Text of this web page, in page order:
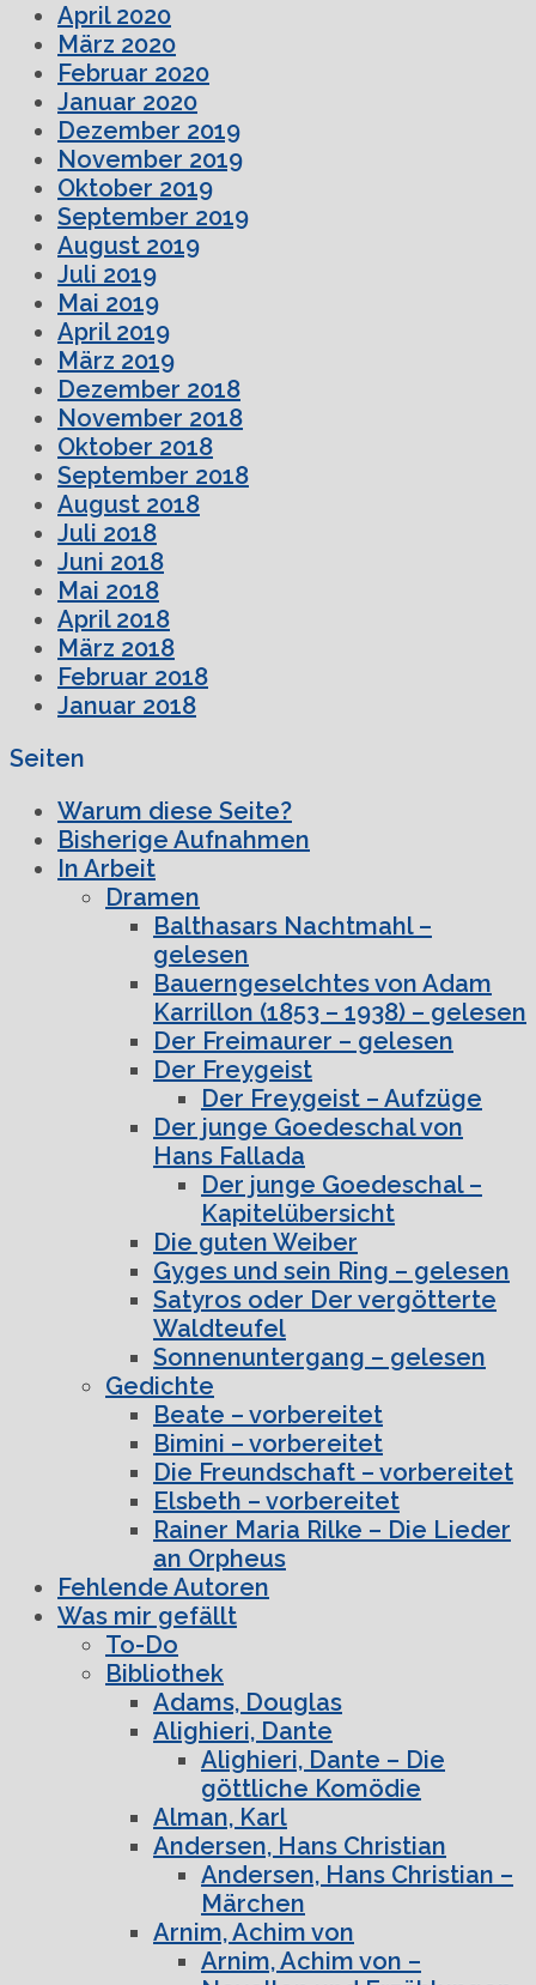
April 2020
März 2020
Februar 2020
Januar 2020
Dezember 2019
November 2019
Oktober 2019
September 2019
August 2019
Juli 2019
Mai 2019
April 2019
März 2019
Dezember 2018
November 2018
Oktober 2018
September 2018
August 2018
Juli 2018
Juni 2018
Mai 2018
April 2018
März 2018
Februar 2018
Januar 2018
Seiten
Warum diese Seite?
Bisherige Aufnahmen
In Arbeit
Dramen
Balthasars Nachtmahl –
gelesen
Bauerngeselchtes von Adam
Karrillon (1853 – 1938) – gelesen
Der Freimaurer – gelesen
Der Freygeist
Der Freygeist – Aufzüge
Der junge Goedeschal von
Hans Fallada
Der junge Goedeschal –
Kapitelübersicht
Die guten Weiber
Gyges und sein Ring – gelesen
Satyros oder Der vergötterte
Waldteufel
Sonnenuntergang – gelesen
Gedichte
Beate – vorbereitet
Bimini – vorbereitet
Die Freundschaft – vorbereitet
Elsbeth – vorbereitet
Rainer Maria Rilke – Die Lieder
an Orpheus
Fehlende Autoren
Was mir gefällt
To-Do
Bibliothek
Adams, Douglas
Alighieri, Dante
Alighieri, Dante – Die
göttliche Komödie
Alman, Karl
Andersen, Hans Christian
Andersen, Hans Christian –
Märchen
Arnim, Achim von
Arnim, Achim von –